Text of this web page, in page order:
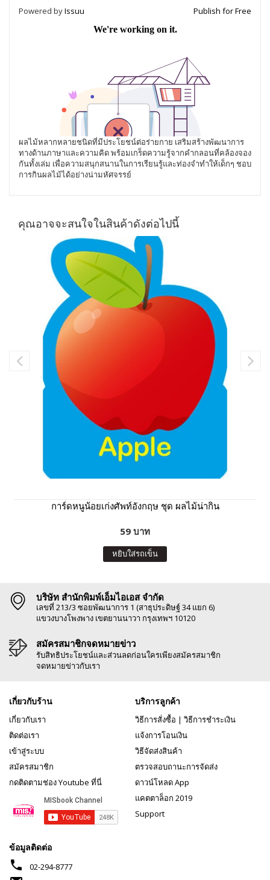
Powered byIssuu Publish for Free
ผลไม้หลากหลายชนิดที่มีประโยชน์ต่อร่ายกาย เสริมสร้างพัฒนาการ
ทางด้านภาษาและความคิด พร้อมเกร็ดความรู้จากคำกลอนที่คล้องจอง
กันทั้งเล่ม เพื่อความสนุกสนานในการเรียนรู้และท่องจำทำให้เด็กๆ ชอบ
การกินผลไม้ได้อย่างน่ามหัศจรรย์
คุณอาจจะสนใจในสินค้าดังต่อไปนี้
การ์ดหนูน้อยเก่งศัพท์อังกฤษ ชุด ผลไม้น่ากิน
59 บาท
หยิบใส่รถเข็น
บริษัท สำนักพิมพ์เอ็มไอเอส จำกัด
เลขที่ 213/3 ซอยพัฒนาการ 1 (สาธุประดิษฐ์ 34 แยก 6)
แขวงบางโพงพาง เขตยานนาวา กรุงเทพฯ 10120
สมัครสมาชิกจดหมายข่าว
รับสิทธิประโยชน์และส่วนลดก่อนใครเพียงสมัครสมาชิก
จดหมายข่าวกับเรา
เกี่ยวกับร้าน
เกี่ยวกับเรา
ติดต่อเรา
เข้าสู่ระบบ
สมัครสมาชิก
กดติดตามช่อง Youtube ที่นี่
บริการลูกค้า
วิธีการสั่งซื้อ | วิธีการชำระเงิน
แจ้งการโอนเงิน
วิธีจัดส่งสินค้า
ตรวจสอบถานะการจัดส่ง
ดาวน์โหลด App
แคตตาล็อก 2019
Support
ข้อมูลติดต่อ
phone 02-294-8777